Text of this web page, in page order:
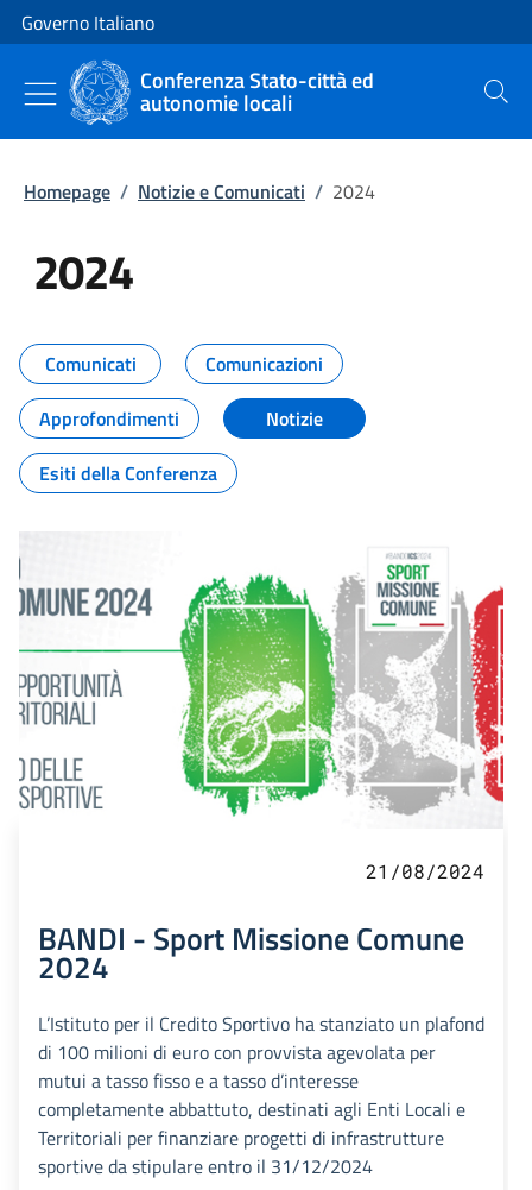
Vai al contenuto
Vai alla navigazione del sito
Governo Italiano
Conferenza Stato-città ed
autonomie locali Cerca
Homepage / Notizie e Comunicati / 2024
2024
Tutti i contenuti della pagina
Comunicati
Comunicazioni
Approfondimenti
Notizie
Esiti della Conferenza
21/08/2024
BANDI - Sport Missione Comune
2024
L’Istituto per il Credito Sportivo ha stanziato un plafond
di 100 milioni di euro con provvista agevolata per
mutui a tasso fisso e a tasso d’interesse
completamente abbattuto, destinati agli Enti Locali e
Territoriali per finanziare progetti di infrastrutture
sportive da stipulare entro il 31/12/2024